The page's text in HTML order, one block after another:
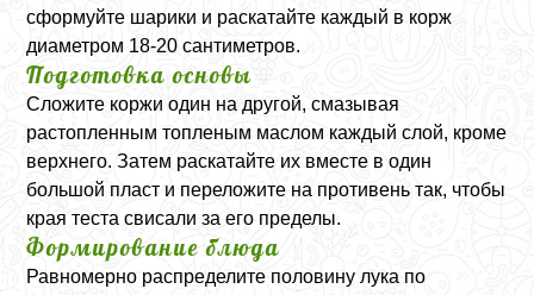
сформуйте шарики и раскатайте каждый в корж
диаметром 18-20 сантиметров.
Подготовка основы
Сложите коржи один на другой, смазывая
растопленным топленым маслом каждый слой, кроме
верхнего. Затем раскатайте их вместе в один
большой пласт и переложите на противень так, чтобы
края теста свисали за его пределы.
Формирование блюда
Равномерно распределите половину лука по